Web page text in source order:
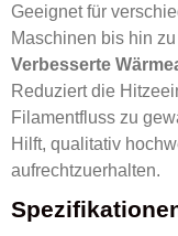
Geeignet für
Maschinen bis hin
Verbesserte
Reduziert die
Filamentfluss zu
Hilft, qualitativ
aufrechtzuerhalten.